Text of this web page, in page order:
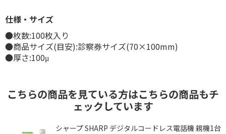
仕様・サイズ
●枚数:100枚入り
●商品サイズ(目安):診察券サイズ(70×100mm)
●厚さ:100μ
こちらの商品を見ている方はこちらの商品もチ
ェックしています
シャープ SHARP デジタルコードレス電話機 親機1台